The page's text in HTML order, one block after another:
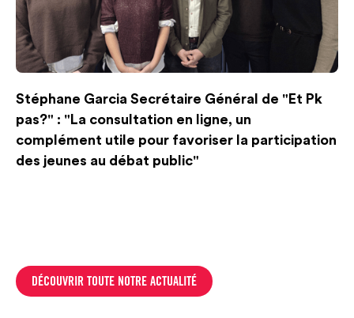
Stéphane Garcia Secrétaire Général de "Et Pk
pas?" : "La consultation en ligne, un
complément utile pour favoriser la participation
des jeunes au débat public"
DÉCOUVRIR TOUTE NOTRE ACTUALITÉ